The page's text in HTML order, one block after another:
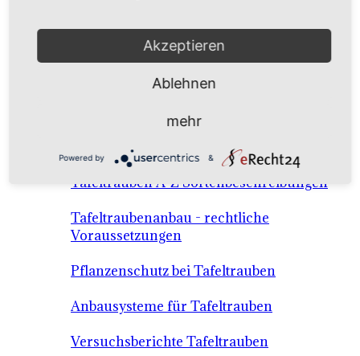
Rebsorten international
Tafeltrauben A-Z Sortenbeschreibungen
Tafeltraubenanbau - rechtliche
Voraussetzungen
Pflanzenschutz bei Tafeltrauben
Anbausysteme für Tafeltrauben
Versuchsberichte Tafeltrauben
Akzeptieren
Ablehnen
mehr
Powered by &